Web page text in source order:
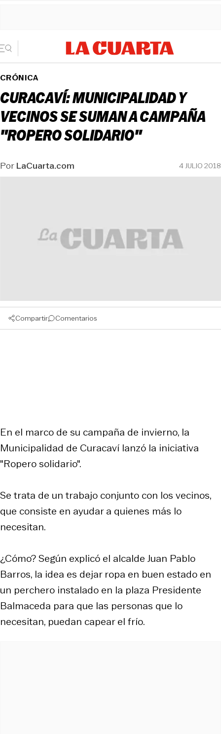
CRÓNICA
CURACAVÍ: MUNICIPALIDAD Y
VECINOS SE SUMAN A CAMPAÑA
"ROPERO SOLIDARIO"
PorLaCuarta.com 4 JULIO 2018
Compartir Comentarios
En el marco de su campaña de invierno, la
Municipalidad de Curacaví lanzó la iniciativa
"Ropero solidario".
Se trata de un trabajo conjunto con los vecinos,
que consiste en ayudar a quienes más lo
necesitan.
¿Cómo? Según explicó el alcalde Juan Pablo
Barros, la idea es dejar ropa en buen estado en
un perchero instalado en la plaza Presidente
Balmaceda para que las personas que lo
necesitan, puedan capear el frío.